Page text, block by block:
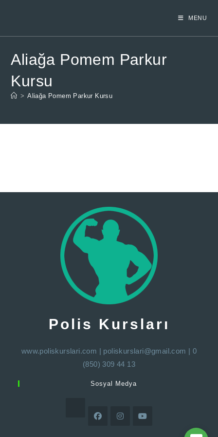
MENU
Aliağa Pomem Parkur
Kursu
> Aliağa Pomem Parkur Kursu
Polis Kursları
www.poliskurslari.com | poliskurslari@gmail.com | 0
(850) 309 44 13
Sosyal Medya